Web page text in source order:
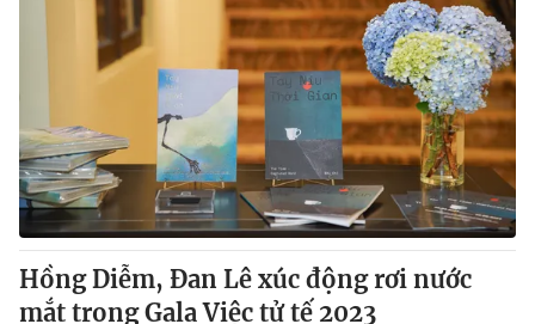
Hồng Diễm, Đan Lê xúc động rơi nước
mắt trong Gala Việc tử tế 2023